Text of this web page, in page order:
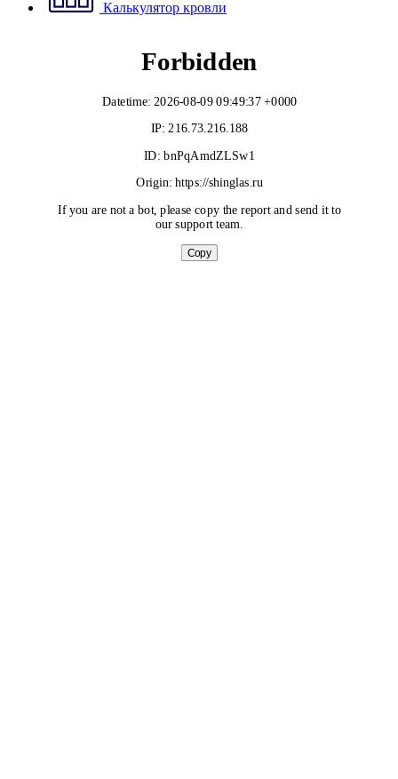
Калькулятор кровли